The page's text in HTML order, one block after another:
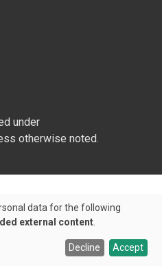
under
otherwise noted.
degli Studi di Padova
data for the following
external content
Decline Accept